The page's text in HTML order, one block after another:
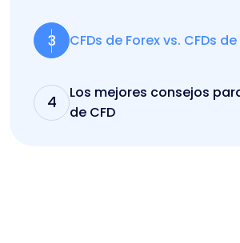
3 CFDs de Forex vs. CFDs
4
Los mejores consejos
de CFD